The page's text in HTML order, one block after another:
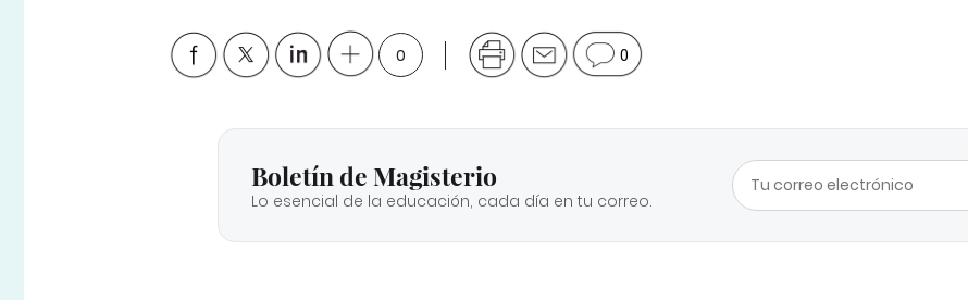
0 0
Boletín de Magisterio
Lo esencial de la educación, cada día en tu correo.